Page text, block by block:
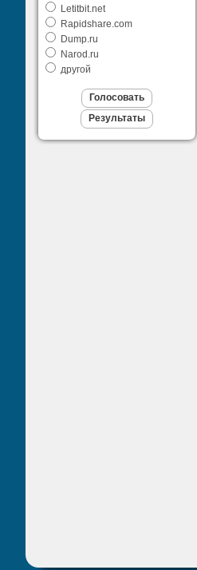
Letitbit.net
Rapidshare.com
Dump.ru
Narod.ru
другой